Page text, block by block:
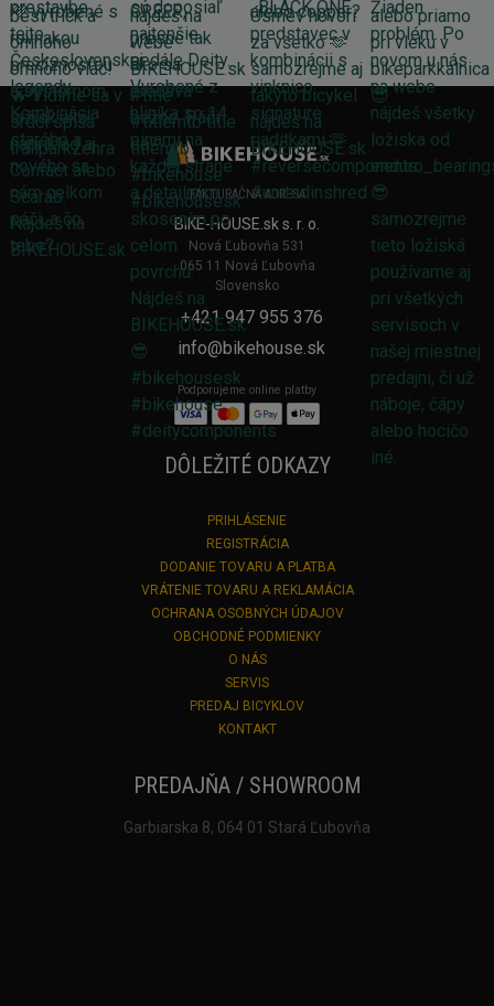
FAKTURAČNÁ ADRESA
BIKE-HOUSE.sk s. r. o.
Nová Ľubovňa 531
065 11 Nová Ľubovňa
Slovensko
+421 947 955 376
info@bikehouse.sk
Podporujeme online platby
DÔLEŽITÉ ODKAZY
PRIHLÁSENIE
REGISTRÁCIA
DODANIE TOVARU A PLATBA
VRÁTENIE TOVARU A REKLAMÁCIA
OCHRANA OSOBNÝCH ÚDAJOV
OBCHODNÉ PODMIENKY
O NÁS
SERVIS
PREDAJ BICYKLOV
KONTAKT
PREDAJŇA / SHOWROOM
Garbiarska 8, 064 01 Stará Ľubovňa